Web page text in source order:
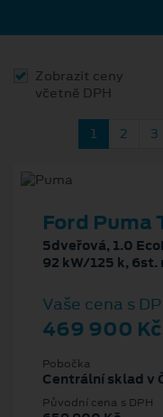
Zobrazit ceny
včetně DPH
1 2 3
Ford Puma
5dveřová, 1.0
92 kW/125 k, 6st.
Vaše cena s
469 900 Kč
Pobočka
Centrální sklad v
Původní cena s DPH